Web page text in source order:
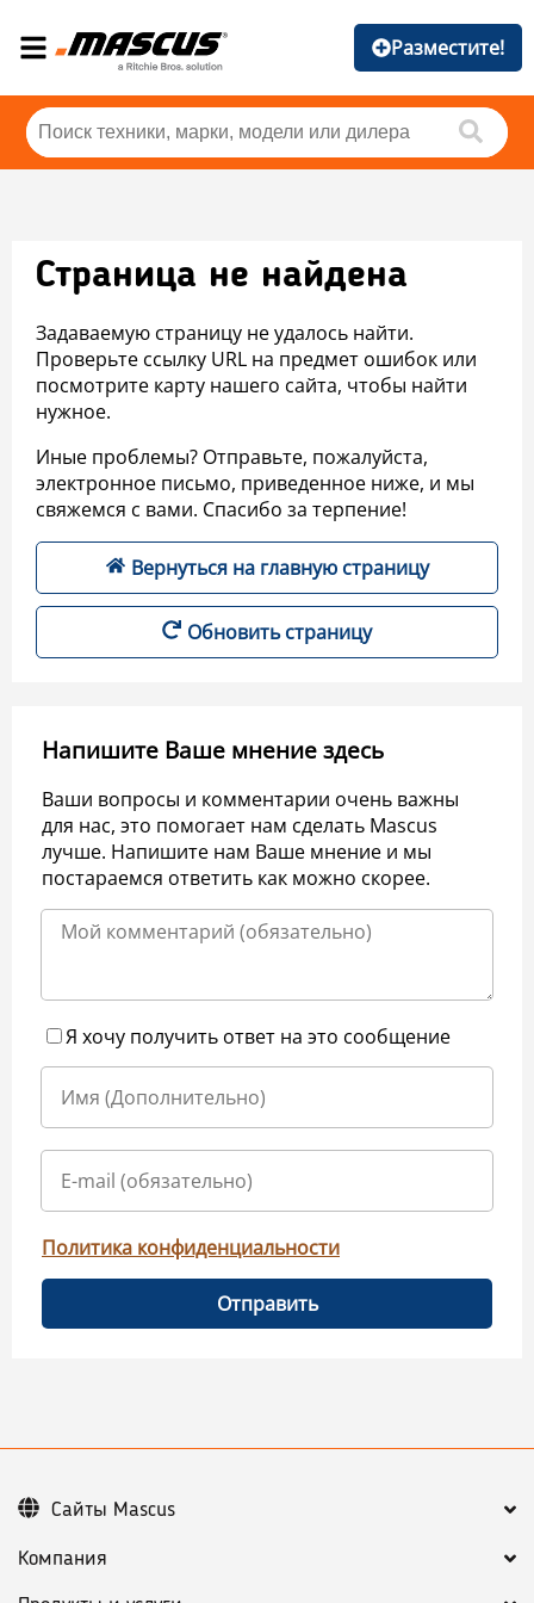
Разместите!
Страница не найдена
Задаваемую страницу не удалось найти.
Проверьте ссылку URL на предмет ошибок или
посмотрите карту нашего сайта, чтобы найти
нужное.
Иные проблемы? Отправьте, пожалуйста,
электронное письмо, приведенное ниже, и мы
свяжемся с вами. Спасибо за терпение!
Вернуться на главную страницу
Обновить страницу
Напишите Ваше мнение здесь
Ваши вопросы и комментарии очень важны
для нас, это помогает нам сделать Mascus
лучше. Напишите нам Ваше мнение и мы
постараемся ответить как можно скорее.
Я хочу получить ответ на это сообщение
Политика конфиденциальности
Отправить
Компания
Сайты Mascus